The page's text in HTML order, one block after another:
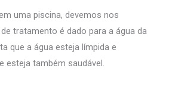
uma piscina, devemos nos
tratamento é dado para a água da
que a água esteja límpida e
esteja também saudável.